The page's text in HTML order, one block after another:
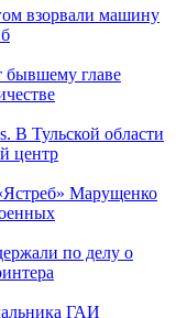
взорвали машину
бывшему главе
В Тульской области
центр
Марущенко
по делу о
ГАИ